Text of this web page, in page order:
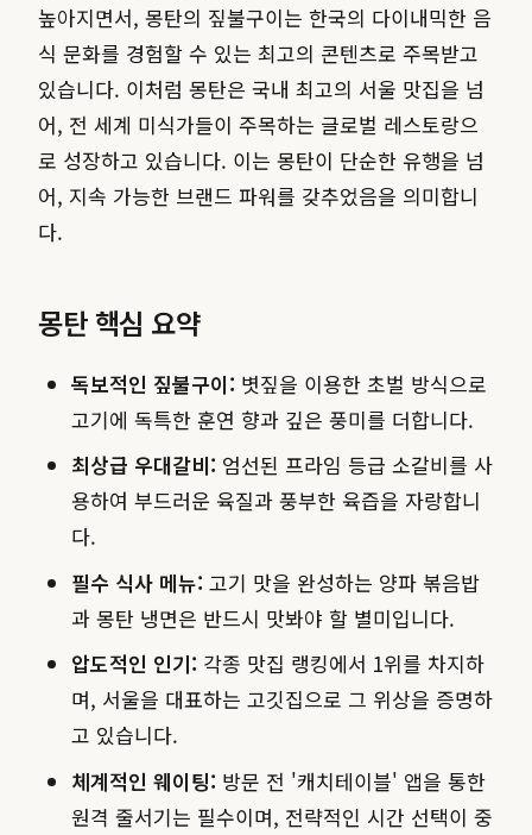
높아지면서, 몽탄의 짚불구이는 한국의 다이내믹한 음
식 문화를 경험할 수 있는 최고의 콘텐츠로 주목받고
있습니다. 이처럼 몽탄은 국내 최고의 서울 맛집을 넘
어, 전 세계 미식가들이 주목하는 글로벌 레스토랑으
로 성장하고 있습니다. 이는 몽탄이 단순한 유행을 넘
어, 지속 가능한 브랜드 파워를 갖추었음을 의미합니
다.
몽탄 핵심 요약
독보적인 짚불구이: 볏짚을 이용한 초벌 방식으로
고기에 독특한 훈연 향과 깊은 풍미를 더합니다.
최상급 우대갈비: 엄선된 프라임 등급 소갈비를 사
용하여 부드러운 육질과 풍부한 육즙을 자랑합니
다.
필수 식사 메뉴: 고기 맛을 완성하는 양파 볶음밥
과 몽탄 냉면은 반드시 맛봐야 할 별미입니다.
압도적인 인기: 각종 맛집 랭킹에서 1위를 차지하
며, 서울을 대표하는 고깃집으로 그 위상을 증명하
고 있습니다.
체계적인 웨이팅: 방문 전 '캐치테이블' 앱을 통한
원격 줄서기는 필수이며, 전략적인 시간 선택이 중